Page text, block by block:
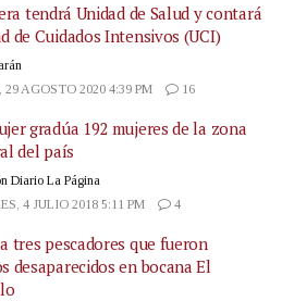
tendrá Unidad de Salud y contará
de Cuidados Intensivos (UCI)
AGOSTO 2020 4:39 PM
16
gradúa 192 mujeres de la zona
del país
Diario La Página
4 JULIO 2018 5:11 PM
4
tres pescadores que fueron
desaparecidos en bocana El